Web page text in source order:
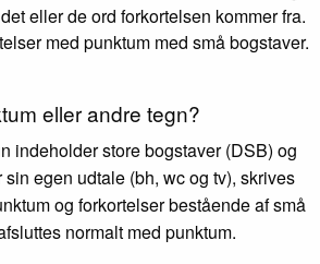
eller de ord forkortelsen kommer fra.
med punktum med små bogstaver.
eller andre tegn?
indeholder store bogstaver (DSB) og
egen udtale (bh, wc og tv), skrives
og forkortelser bestående af små
normalt med punktum.